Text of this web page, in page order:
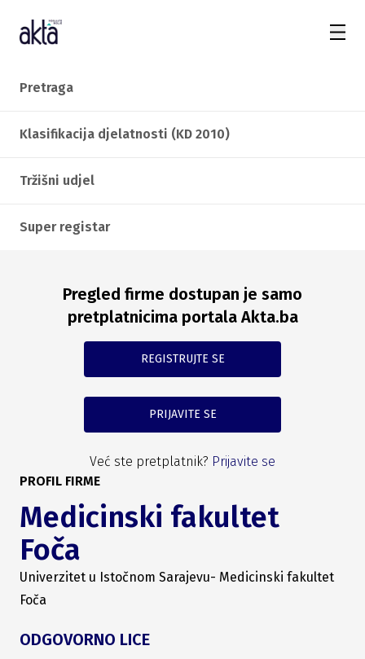
Pretraga
Klasifikacija djelatnosti (KD 2010)
Tržišni udjel
Super registar
Pregled firme dostupan je samo
pretplatnicima portala Akta.ba
REGISTRUJTE SE
PRIJAVITE SE
Već ste pretplatnik? Prijavite se
PROFIL FIRME
Medicinski fakultet
Foča
Univerzitet u Istočnom Sarajevu- Medicinski fakultet
Foča
ODGOVORNO LICE